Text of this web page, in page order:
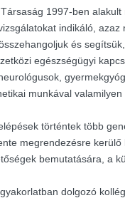
1997-ben
indikáló,
és
egészségügyi
munkával
történtek több
megrendezésre
bemutatására, a
dolgozó